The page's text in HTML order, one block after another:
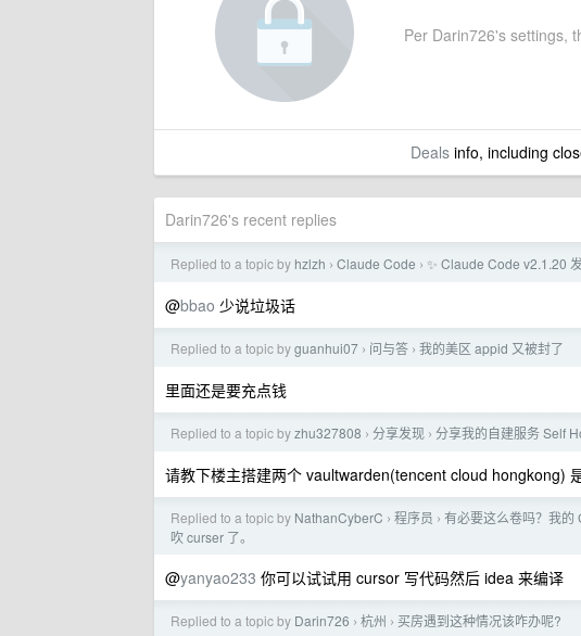
Per Darin726's settings,
Dealsinfo, including
Darin726's recent replies
Replied to a topic by hzlzh › Claude Code › ✨ Claude Code v2.1.20 发
@bbao 少说垃圾话
Replied to a topic byguanhui07 › 问与答 › 我的美区 appid 又被封了
里面还是要充点钱
Replied to a topic byzhu327808 › 分享发现 › 分享我的自建服务 Self
请教下楼主搭建两个 vaultwarden(tencent cloud hongkong)
Replied to a topic by NathanCyberC › 程序员 › 有必要这么卷吗？我
吹 curser 了。
@yanyao233 你可以试试用 cursor 写代码然后 idea 来编译
Replied to a topic by Darin726 › 杭州 › 买房遇到这种情况该咋办呢?